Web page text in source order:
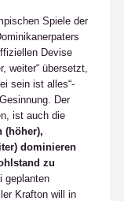
Spiele der
Devise
weiter“ übersetzt,
sein ist alles“-
Der
ist auch die
(höher),
dominieren
zu
geplanten
Krafton will in